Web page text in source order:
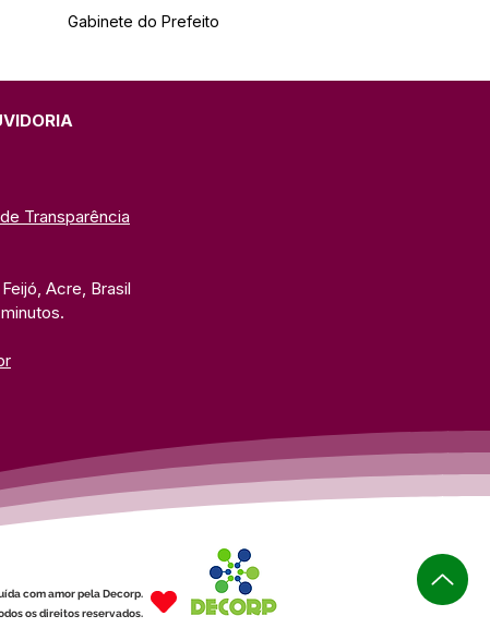
Gabinete do Prefeito
Transparência
Acre, Brasil
com amor pela Decorp.
os direitos reservados.